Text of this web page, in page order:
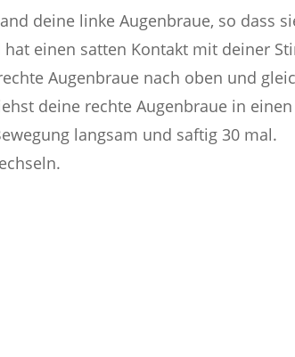
deine linke Augenbraue, so dass
hat einen satten Kontakt mit deiner
Augenbraue nach oben und
deine rechte Augenbraue in
langsam und saftig 30 mal.